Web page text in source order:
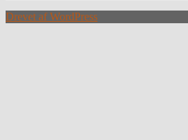
Drevet af WordPress